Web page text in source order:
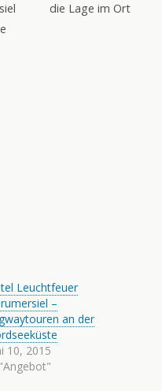
die Lage im Ort
Leuchtfeuer
–
an der
10, 2015